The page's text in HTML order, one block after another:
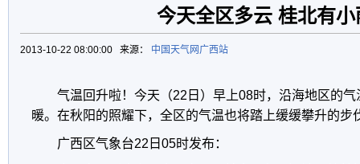
今天全区多云 桂北有小
2013-10-22 08:00:00 来源： 中国天气网广西站
气温回升啦！今天（22日）早上08时，沿海地区的
暖。在秋阳的照耀下，全区的气温也将踏上缓缓攀升的步
广西区气象台22日05时发布：